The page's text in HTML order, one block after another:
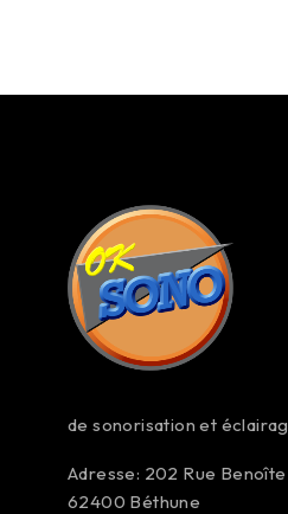
de sonorisation et
Adresse: 202 Rue
62400 Béthune